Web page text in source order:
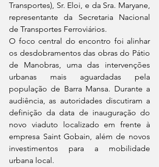
Transportes), Sr. Eloi, e da Sra. Maryane,
representante da Secretaria Nacional
de Transportes Ferroviários.
O foco central do encontro foi alinhar
os desdobramentos das obras do Pátio
de Manobras, uma das intervenções
urbanas mais aguardadas pela
população de Barra Mansa. Durante a
audiência, as autoridades discutiram a
definição da data de inauguração do
novo viaduto localizado em frente à
empresa Saint Gobain, além de novos
investimentos para a mobilidade
urbana local.